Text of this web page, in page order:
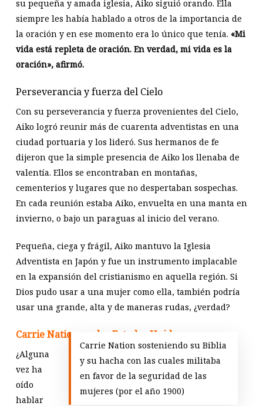
su pequeña y amada iglesia, Aiko siguió orando. Ella
siempre les había hablado a otros de la importancia de
la oración y en ese momento era lo único que tenía. «Mi
vida está repleta de oración. En verdad, mi vida es la
oración», afirmó.
Perseverancia y fuerza del Cielo
Con su perseverancia y fuerza provenientes del Cielo,
Aiko logró reunir más de cuarenta adventistas en una
ciudad portuaria y los lideró. Sus hermanos de fe
dijeron que la simple presencia de Aiko los llenaba de
valentía. Ellos se encontraban en montañas,
cementerios y lugares que no despertaban sospechas.
En cada reunión estaba Aiko, envuelta en una manta en
invierno, o bajo un paraguas al inicio del verano.
Pequeña, ciega y frágil, Aiko mantuvo la Iglesia
Adventista en Japón y fue un instrumento implacable
en la expansión del cristianismo en aquella región. Si
Dios pudo usar a una mujer como ella, también podría
usar una grande, alta y de maneras rudas, ¿verdad?
Carrie Nation, en los Estados Unidos
Carrie Nation sosteniendo su Biblia
y su hacha con las cuales militaba
en favor de la seguridad de las
mujeres (por el año 1900)
¿Alguna
vez ha
oído
hablar